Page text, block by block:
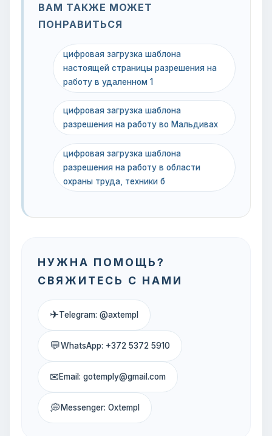
ВАМ ТАКЖЕ МОЖЕТ
ПОНРАВИТЬСЯ
цифровая загрузка шаблона
настоящей страницы разрешения на
работу в удаленном 1
цифровая загрузка шаблона
разрешения на работу во Мальдивах
цифровая загрузка шаблона
разрешения на работу в области
охраны труда, техники б
НУЖНА ПОМОЩЬ?
СВЯЖИТЕСЬ С НАМИ
✈Telegram: @axtempl
💬WhatsApp: +372 5372 5910
✉Email: gotemply@gmail.com
💭Messenger: Oxtempl